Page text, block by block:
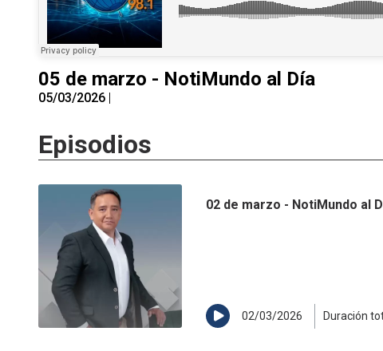
05 de marzo - NotiMundo al Día
05/03/2026 |
Episodios
02 de marzo - NotiMundo al
02/03/2026 Duración